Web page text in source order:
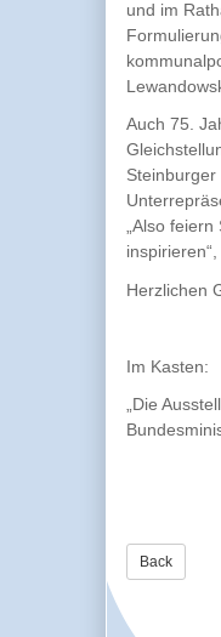
und im
Auch 75.
„Also
Herzlichen
Im Kasten:
„Die
Back